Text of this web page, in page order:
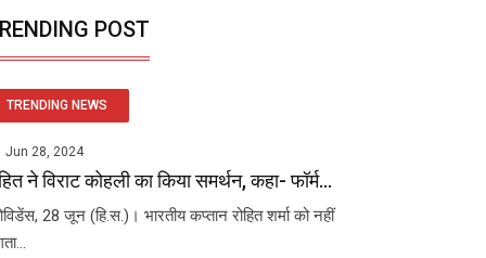
POST
TRENDING NEWS
Jun 28, 2024
ने विराट कोहली का किया समर्थन, कहा- फॉर्म...
28 जून (हि.स.)। भारतीय कप्तान रोहित शर्मा को नहीं